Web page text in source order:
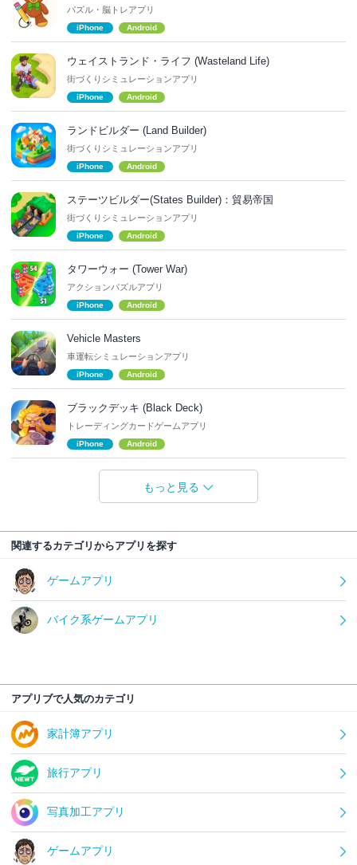
パズル・脳トレアプリ
iPhone Android
ウェイストランド・ライフ (Wasteland Life)
街づくりシミュレーションアプリ
iPhone Android
ランドビルダー (Land Builder)
街づくりシミュレーションアプリ
iPhone Android
ステーツビルダー(States Builder)：貿易帝国
街づくりシミュレーションアプリ
iPhone Android
タワーウォー (Tower War)
アクションパズルアプリ
iPhone Android
Vehicle Masters
車運転シミュレーションアプリ
iPhone Android
ブラックデッキ (Black Deck)
トレーディングカードゲームアプリ
iPhone Android
もっと見る
関連するカテゴリからアプリを探す
ゲームアプリ
バイク系ゲームアプリ
アプリブで人気のカテゴリ
家計簿アプリ
旅行アプリ
写真加工アプリ
ゲームアプリ